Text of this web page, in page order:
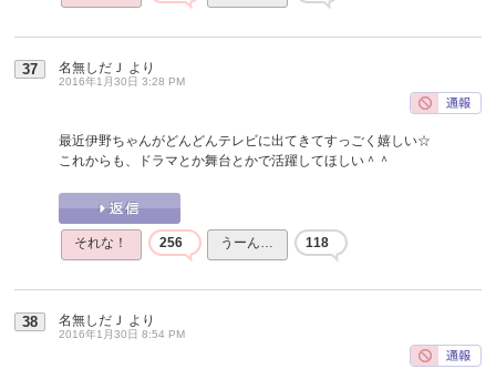
37 名無しだＪ より
2016年1月30日 3:28 PM
最近伊野ちゃんがどんどんテレビに出てきてすっごく嬉しい☆
これからも、ドラマとか舞台とかで活躍してほしい＾＾
それな！ 256 うーん… 118
38 名無しだＪ より
2016年1月30日 8:54 PM